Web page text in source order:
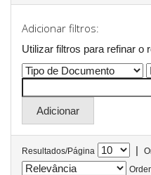
Adicionar filtros:
Utilizar filtros para refinar o
Resultados/Página |